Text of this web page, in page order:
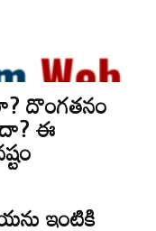
దొంగతనం
ఈ
ఇంటికి